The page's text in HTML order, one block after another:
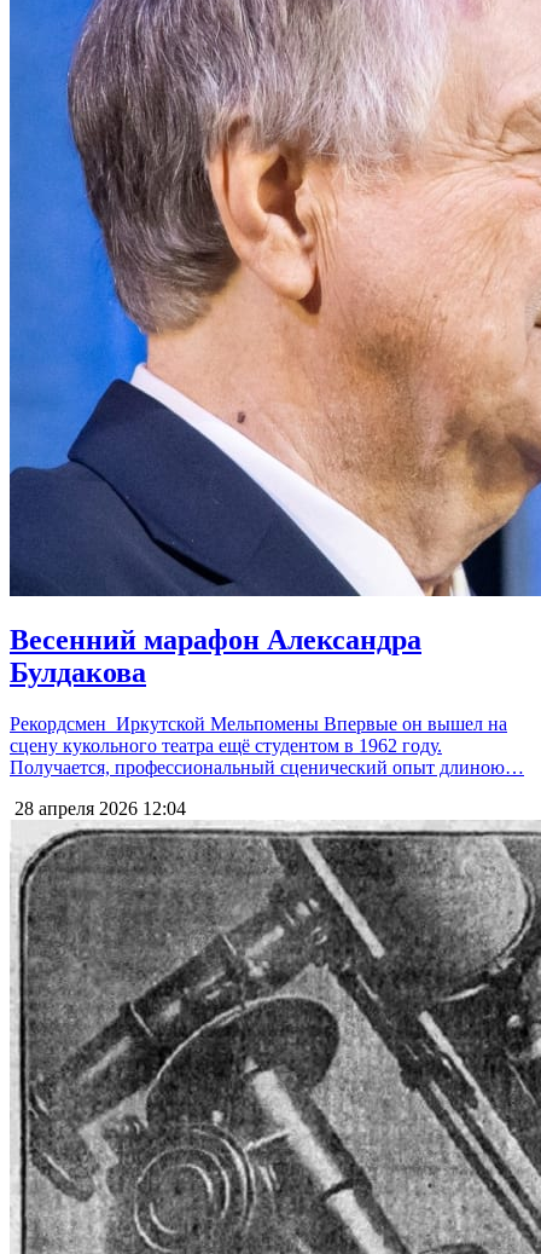
Весенний марафон Александра
Булдакова
Рекордсмен Иркутской Мельпомены Впервые он вышел на
сцену кукольного театра ещё студентом в 1962 году.
Получается, профессиональный сценический опыт длиною…
28 апреля 2026 12:04